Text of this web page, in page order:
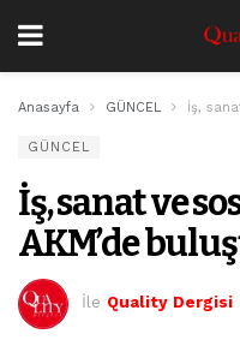
Anasayfa GÜNCEL İş,
GÜNCEL
İş, sanat ve
AKM’de
İle Quality Dergisi